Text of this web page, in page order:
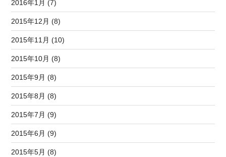
2016年1月 (7)
2015年12月 (8)
2015年11月 (10)
2015年10月 (8)
2015年9月 (8)
2015年8月 (8)
2015年7月 (9)
2015年6月 (9)
2015年5月 (8)